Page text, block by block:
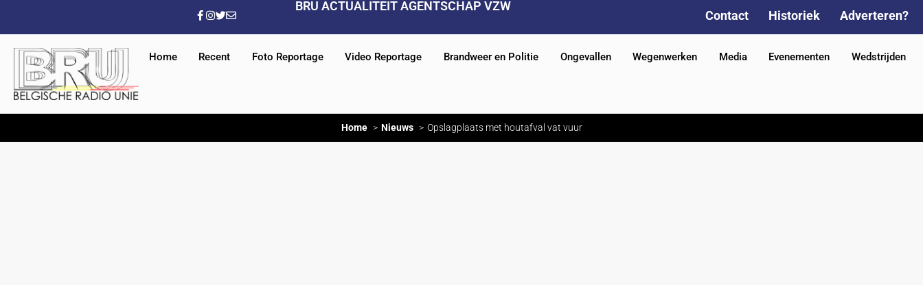
BRU ACTUALITEIT AGENTSCHAP VZW
Contact Historiek Adverteren?
Home Recent Foto Reportage Video Reportage Brandweer en Politie Ongevallen Wegenwerken Media Evenementen Wedstrijden
Home Nieuws Opslagplaats met houtafval vat vuur